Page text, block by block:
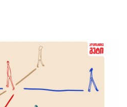
იხილეთ მეტი